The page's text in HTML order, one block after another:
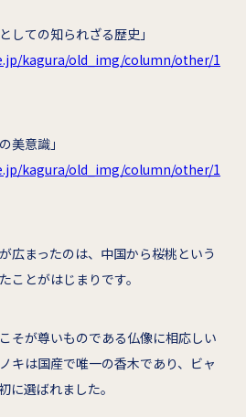
しての知られざる歴史」
kagura/old_img/column/other/1
美意識」
kagura/old_img/column/other/1
広まったのは、中国から桜桃という
ことがはじまりです。
そが尊いものである仏像に相応しい
キは国産で唯一の香木であり、ビャ
に選ばれました。